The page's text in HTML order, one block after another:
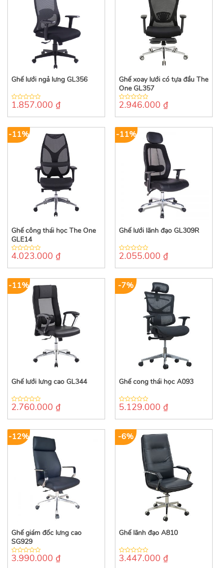
Ghế lưới ngả lưng GL356
0
of
1.857.000 ₫
Ghế xoay lưới có tựa đầu The
One GL357
0
of
2.946.000 ₫
-11%
Ghế công thái học The One
GLE14
0
of
4.023.000 ₫
-11%
Ghế lưới lãnh đạo GL309R
0
of
2.055.000 ₫
-11%
Ghế lưới lưng cao GL344
0
of
2.760.000 ₫
-7%
Ghế cong thái học A093
0
of
5.129.000 ₫
-12%
Ghế giám đốc lưng cao
SG929
0
3.990.000 ₫
-6%
Ghế lãnh đạo A810
0
3.447.000 ₫